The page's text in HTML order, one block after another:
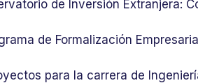
de Inversión Extranjera:
de Formalización
para la carrera de